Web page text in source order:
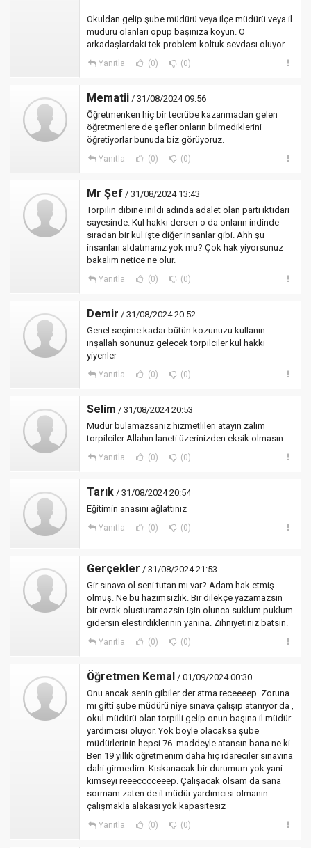
Okuldan gelip şube müdürü veya ilçe müdürü veya il
müdürü olanları öpüp başınıza koyun. O
arkadaşlardaki tek problem koltuk sevdası oluyor.
Yanıtla (0) (0)
Mematii / 31/08/2024 09:56
Öğretmenken hiç bir tecrübe kazanmadan gelen
öğretmenlere de şefler onların bilmediklerini
öğretiyorlar bunuda biz görüyoruz.
Yanıtla (0) (0)
Mr Şef / 31/08/2024 13:43
Torpilin dibine inildi adında adalet olan parti iktidarı
sayesinde. Kul hakkı dersen o da onların indinde
sıradan bir kul işte diğer insanlar gibi. Ahh şu
insanları aldatmanız yok mu? Çok hak yiyorsunuz
bakalım netice ne olur.
Yanıtla (0) (0)
Demir / 31/08/2024 20:52
Genel seçime kadar bütün kozunuzu kullanın
inşallah sonunuz gelecek torpilciler kul hakkı
yiyenler
Yanıtla (0) (0)
Selim / 31/08/2024 20:53
Müdür bulamazsanız hizmetlileri atayın zalim
torpilciler Allahın laneti üzerinizden eksik olmasın
Yanıtla (0) (0)
Tarık / 31/08/2024 20:54
Eğitimin anasını ağlattınız
Yanıtla (0) (0)
Gerçekler / 31/08/2024 21:53
Gir sınava ol seni tutan mı var? Adam hak etmiş
olmuş. Ne bu hazımsızlık. Bir dilekçe yazamazsin
bir evrak olusturamazsin işin olunca suklum puklum
gidersin elestirdiklerinin yanına. Zihniyetiniz batsın.
Yanıtla (0) (0)
Öğretmen Kemal / 01/09/2024 00:30
Onu ancak senin gibiler der atma receeeep. Zoruna
mı gitti şube müdürü niye sınava çalışıp atanıyor da ,
okul müdürü olan torpilli gelip onun başına il müdür
yardımcısı oluyor. Yok böyle olacaksa şube
müdürlerinin hepsi 76. maddeyle atansın bana ne ki.
Ben 19 yıllık öğretmenim daha hiç idareciler sınavına
dahi.girmedim. Kıskanacak bir durumum yok yani
kimseyi reeecccceeep. Çalışacak olsam da sana
sormam zaten de il müdür yardımcısı olmanın
çalışmakla alakası yok kapasitesiz
Yanıtla (0) (0)